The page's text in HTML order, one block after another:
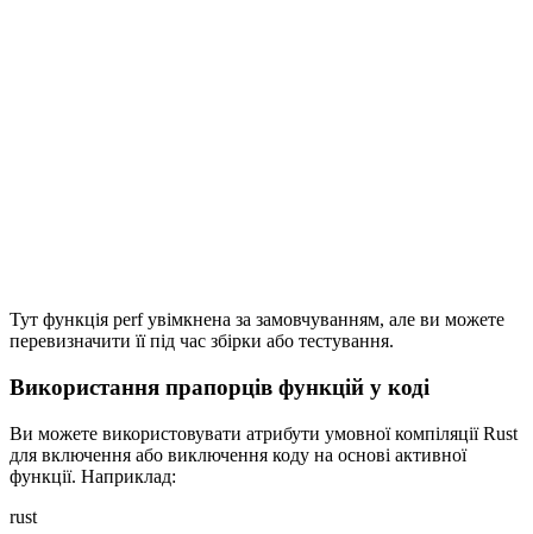
Тут функція perf увімкнена за замовчуванням, але ви можете
перевизначити її під час збірки або тестування.
Використання прапорців функцій у коді
Ви можете використовувати атрибути умовної компіляції Rust
для включення або виключення коду на основі активної
функції. Наприклад:
rust